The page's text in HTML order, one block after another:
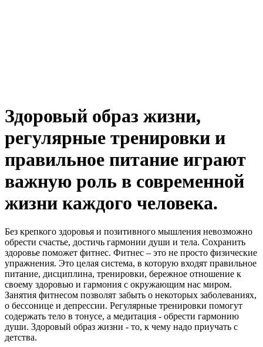
Здоровый образ жизни,
регулярные тренировки и
правильное питание играют
важную роль в современной
жизни каждого человека.
Без крепкого здоровья и позитивного мышления невозможно
обрести счастье, достичь гармонии души и тела. Сохранить
здоровье поможет фитнес. Фитнес – это не просто физические
упражнения. Это целая система, в которую входят правильное
питание, дисциплина, тренировки, бережное отношение к
своему здоровью и гармония с окружающим нас миром.
Занятия фитнесом позволят забыть о некоторых заболеваниях,
о бессонице и депрессии. Регулярные тренировки помогут
содержать тело в тонусе, а медитация - обрести гармонию
души. Здоровый образ жизни - то, к чему надо приучать с
детства.